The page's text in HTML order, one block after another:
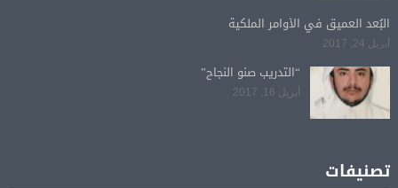
البُعد العميق في الأوامر الملكية
أبريل 24, 2017
“التدريب صنو النجاح”
أبريل 16, 2017
تصنيفات